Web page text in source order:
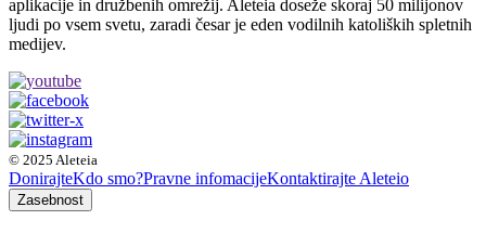
aplikacije in družbenih omrežij. Aleteia doseže skoraj 50 milijonov
ljudi po vsem svetu, zaradi česar je eden vodilnih katoliških spletnih
medijev.
© 2025 Aleteia
DonirajteKdo smo?Pravne infomacijeKontaktirajte Aleteio
Zasebnost